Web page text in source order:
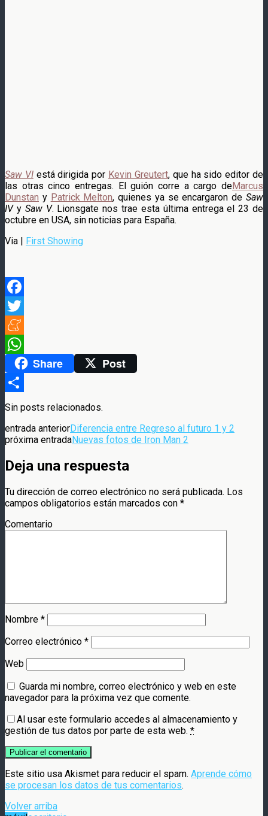
Saw VIestá dirigida por Kevin Greutert, que ha sido editor de
las otras cinco entregas. El guión corre a cargo deMarcus
Dunstan y Patrick Melton, quienes ya se encargaron deSaw
IVy Saw V. Lionsgate nos trae esta última entrega el 23 de
octubre en USA, sin noticias para España.
Via | First Showing
Facebook
Twitter
Meneame
WhatsAppShare Post
Compartir
Sin posts relacionados.
entrada anteriorDiferencia entre Regreso al futuro 1 y 2
próxima entradaNuevas fotos de Iron Man 2
Deja una respuesta
Tu dirección de correo electrónico no será publicada. Los
campos obligatorios están marcados con *
Comentario
Nombre *
Correo electrónico *
Web
Guarda mi nombre, correo electrónico y web en este
navegador para la próxima vez que comente.
Al usar este formulario accedes al almacenamiento y
gestión de tus datos por parte de esta web. *
Este sitio usa Akismet para reducir el spam. Aprende cómo
se procesan los datos de tus comentarios.
Volver arriba